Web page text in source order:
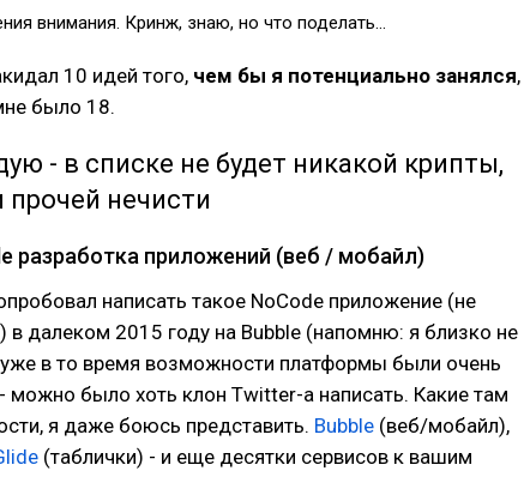
внимания. Кринж, знаю, но что поделать...
10 идей того, чем бы я потенциально занялся,
было 18.
- в списке не будет никакой крипты,
прочей нечисти
разработка приложений (веб / мобайл)
написать такое NoCode приложение (не
в далеком 2015 году на Bubble (напомню: я близко не
в то время возможности платформы были очень
было хоть клон Twitter-a написать. Какие там
я даже боюсь представить. Bubble (веб/мобайл),
(таблички) - и еще десятки сервисов к вашим